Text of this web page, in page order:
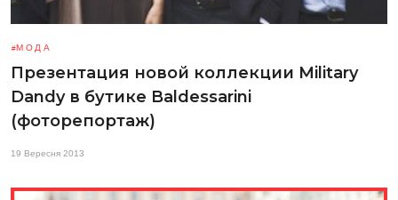
МОДА
Презентация новой коллекции Military
Dandy в бутике Baldessarini
(фоторепортаж)
19 Вересня 2013